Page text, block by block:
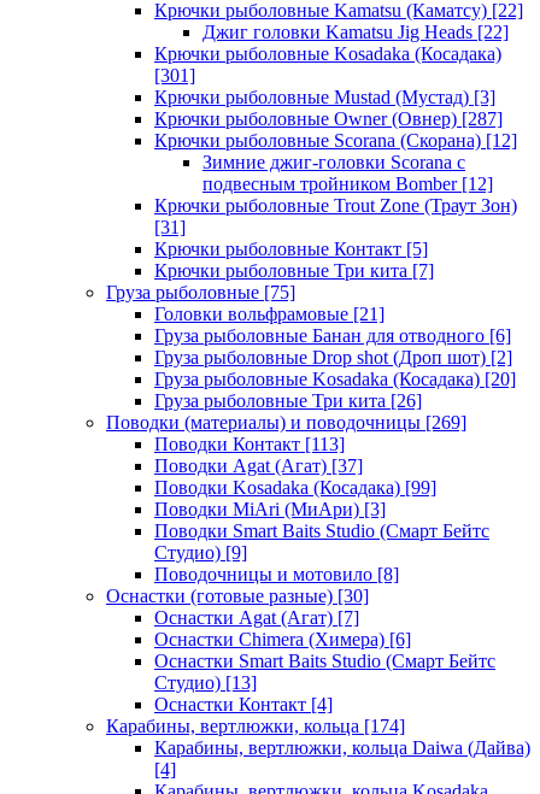
Крючки рыболовные Kamatsu (Каматсу) [22]
Джиг головки Kamatsu Jig Heads [22]
Крючки рыболовные Kosadaka (Косадака)
[301]
Крючки рыболовные Mustad (Мустад) [3]
Крючки рыболовные Owner (Овнер) [287]
Крючки рыболовные Scorana (Скорана) [12]
Зимние джиг-головки Scorana с
подвесным тройником Bomber[12]
Крючки рыболовные Trout Zone (Траут Зон)
[31]
Крючки рыболовные Контакт [5]
Крючки рыболовные Три кита [7]
Груза рыболовные [75]
Головки вольфрамовые [21]
Груза рыболовные Банан для отводного [6]
Груза рыболовные Drop shot (Дроп шот) [2]
Груза рыболовные Kosadaka (Косадака) [20]
Груза рыболовные Три кита [26]
Поводки (материалы) и поводочницы [269]
Поводки Контакт [113]
Поводки Agat (Агат) [37]
Поводки Kosadaka (Косадака) [99]
Поводки MiAri (МиАри) [3]
Поводки Smart Baits Studio (Смарт Бейтс
Студио) [9]
Поводочницы и мотовило [8]
Оснастки (готовые разные) [30]
Оснастки Agat (Агат) [7]
Оснастки Chimera (Химера) [6]
Оснастки Smart Baits Studio (Смарт Бейтс
Студио) [13]
Оснастки Контакт [4]
Карабины, вертлюжки, кольца [174]
Карабины, вертлюжки, кольца Daiwa (Дайва)
[4]